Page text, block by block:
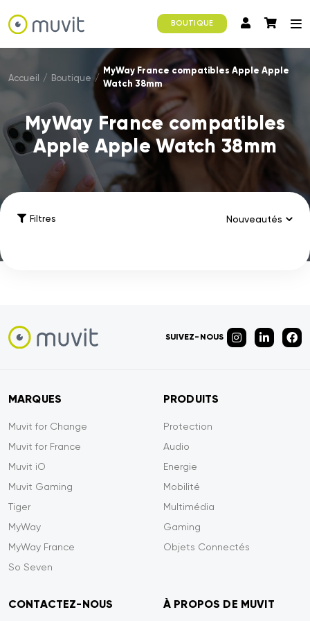
BOUTIQUE
Accueil / Boutique /
MyWay France compatibles Apple Apple
Watch 38mm
MyWay France compatibles
Apple Apple Watch 38mm
Filtres
SUIVEZ-NOUS
MARQUES
Muvit for Change
Muvit for France
Muvit iO
Muvit Gaming
Tiger
MyWay
MyWay France
So Seven
PRODUITS
Protection
Audio
Energie
Mobilité
Multimédia
Gaming
Objets Connectés
CONTACTEZ-NOUS À PROPOS DE MUVIT